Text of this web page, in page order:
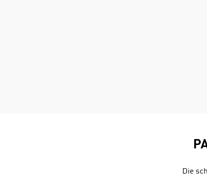
Die